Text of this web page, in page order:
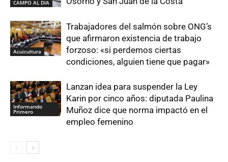
CAMPO AL DIA
Acuicultura
Trabajadores del salmón sobre ONG’s
que afirmaron existencia de trabajo
forzoso: «si perdemos ciertas
condiciones, alguien tiene que pagar»
Informando
Primero
Lanzan idea para suspender la Ley
Karin por cinco años: diputada Paulina
Muñoz dice que norma impactó en el
empleo femenino